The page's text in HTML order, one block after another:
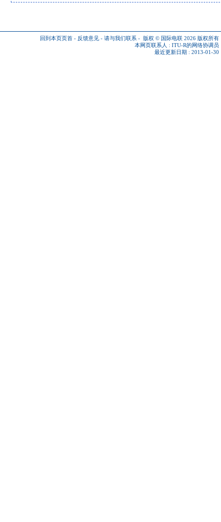
回到本页页首 - 反馈意见 - 请与我们联系 - 版权 © 国际电联 2026 版权所有
本网页联系人 : ITU-R的网络协调员
最近更新日期 : 2013-01-30